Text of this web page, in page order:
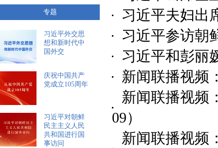
专题
习近平外交思
想和新时代中
国外交
庆祝中国共产
党成立105周年
习近平对朝鲜
民主主义人民
共和国进行国
事访问
习近平夫妇出
习近平参访朝
习近平和彭丽
新闻联播视频
新闻联播视频
09）
新闻联播视频